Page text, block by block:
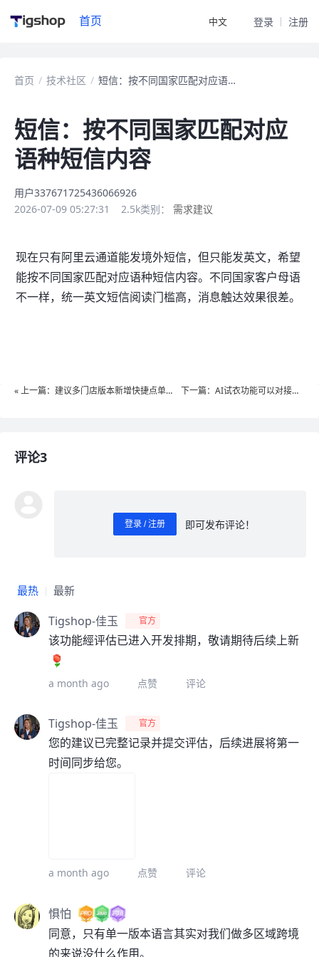
首页 中文 登录 注册
首页 / 技术社区 / 短信：按不同国家匹配对应语种短信内容
短信：按不同国家匹配对应
语种短信内容
用户337671725436066926
2026-07-09 05:27:31
2.5k类别： 需求建议
现在只有阿里云通道能发境外短信，但只能发英文，希望
能按不同国家匹配对应语种短信内容。不同国家客户母语
不一样，统一英文短信阅读门槛高，消息触达效果很差。
« 上一篇：建议多门店版本新增快捷点单的
下一篇：AI试衣功能可以对接
评论3
登录 / 注册
即可发布评论！
最热 最新
Tigshop-佳玉 官方
该功能經评估已进入开发排期，敬请期待后续上新
a month ago 点赞 评论
Tigshop-佳玉 官方
您的建议已完整记录并提交评估，后续进展将第一
时间同步给您。
a month ago 点赞 评论
惧怕
同意，只有单一版本语言其实对我们做多区域跨境
的来说没什么作用。